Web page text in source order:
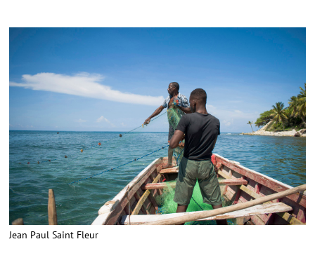
Jean Paul Saint Fleur